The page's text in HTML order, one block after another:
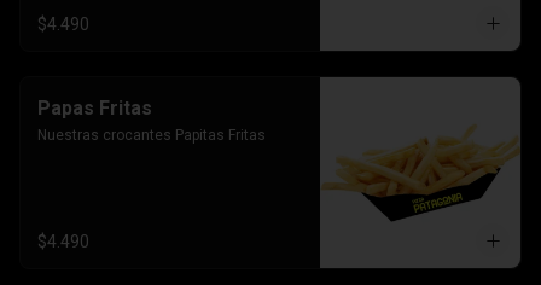
$4.490
Papas Fritas
Nuestras crocantes Papitas Fritas
$4.490